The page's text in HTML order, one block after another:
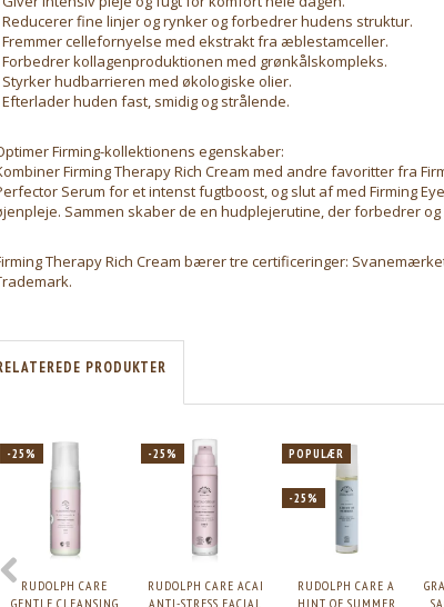
Reducerer fine linjer og rynker og forbedrer hudens struktur.
Fremmer cellefornyelse med ekstrakt fra æblestamceller.
Forbedrer kollagenproduktionen med grønkålskompleks.
Styrker hudbarrieren med økologiske olier.
Efterlader huden fast, smidig og strålende.
Firming-kollektionens egenskaber:
Firming Therapy Rich Cream med andre favoritter fra
Serum for et intenst fugtboost, og slut af med Firming
Sammen skaber de en hudplejerutine, der forbedrer
Therapy Rich Cream bærer tre certificeringer:
PRODUKTER
-25%
RUDOLPH CARE
GENTLE CLEANSING
-25%
RUDOLPH CARE ACAI
ANTI-STRESS FACIAL
POPULÆR
-25%
RUDOLPH CARE A
HINT OF SUMMER